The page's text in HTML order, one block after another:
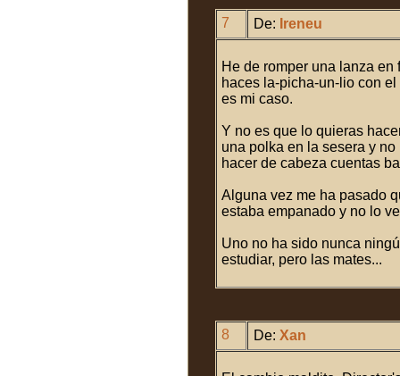
7 De: Ireneu
He de romper una lanza
haces la-picha-un-lio con
es mi caso.
Y no es que lo quieras
una polka en la sesera y
hacer de cabeza cuentas
Alguna vez me ha pasado
estaba empanado y no lo
Uno no ha sido nunca
estudiar, pero las mates...
8 De: Xan